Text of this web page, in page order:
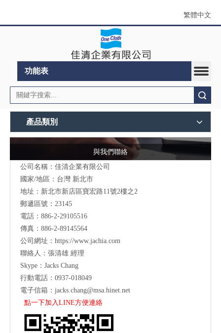
繁體中文
功能表
產品類別
與我們聯絡
公司名稱：佳清企業有限公司
國家/地區：台灣 新北市
地址：新北市新店區寶宏路11號2樓之2
郵遞區號：23145
電話：886-2-29105516
傳真：886-2-89145564
公司網址： https://www.jachia.com
聯絡人：張清雄 經理
Skype：Jacks Chang
行動電話：0937-018049
電子信箱： jacks.chang@msa.hinet.net
點一下加入LINE方便連絡